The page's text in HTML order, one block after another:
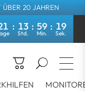
ÜBER 20 JAHREN
13 59 19